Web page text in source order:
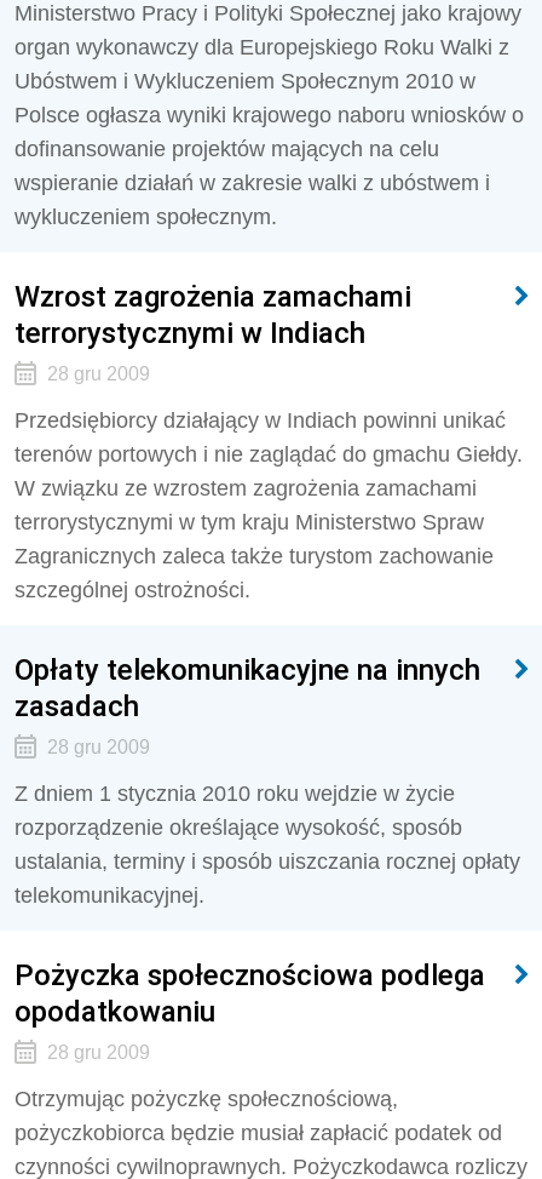
Ministerstwo Pracy i Polityki Społecznej jako krajowy
organ wykonawczy dla Europejskiego Roku Walki z
Ubóstwem i Wykluczeniem Społecznym 2010 w
Polsce ogłasza wyniki krajowego naboru wniosków o
dofinansowanie projektów mających na celu
wspieranie działań w zakresie walki z ubóstwem i
wykluczeniem społecznym.
Wzrost zagrożenia zamachami
terrorystycznymi w Indiach
28 gru 2009
Przedsiębiorcy działający w Indiach powinni unikać
terenów portowych i nie zaglądać do gmachu Giełdy.
W związku ze wzrostem zagrożenia zamachami
terrorystycznymi w tym kraju Ministerstwo Spraw
Zagranicznych zaleca także turystom zachowanie
szczególnej ostrożności.
Opłaty telekomunikacyjne na innych
zasadach
28 gru 2009
Z dniem 1 stycznia 2010 roku wejdzie w życie
rozporządzenie określające wysokość, sposób
ustalania, terminy i sposób uiszczania rocznej opłaty
telekomunikacyjnej.
Pożyczka społecznościowa podlega
opodatkowaniu
28 gru 2009
Otrzymując pożyczkę społecznościową,
pożyczkobiorca będzie musiał zapłacić podatek od
czynności cywilnoprawnych. Pożyczkodawca rozliczy